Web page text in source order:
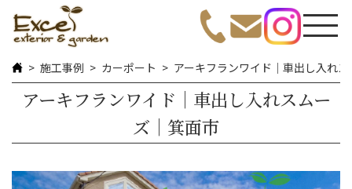
施工事例 カーポート アーキフランワイド｜車出し入れ
アーキフランワイド｜車出し入れスムー
ズ｜箕面市